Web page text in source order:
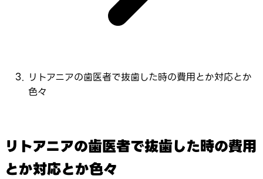
リトアニアの歯医者で抜歯した時の費用とか対応とか
色々
リトアニアの歯医者で抜歯した時の費用
とか対応とか色々